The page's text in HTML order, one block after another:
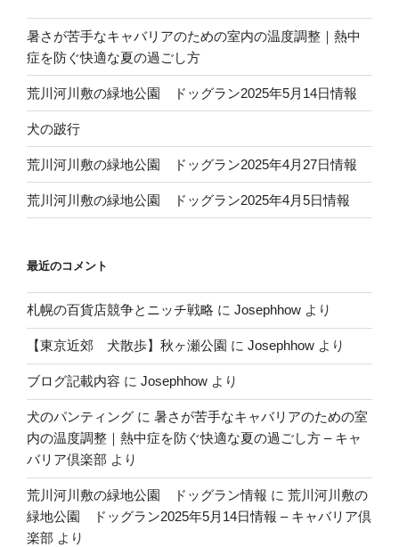
暑さが苦手なキャバリアのための室内の温度調整｜熱中
症を防ぐ快適な夏の過ごし方
荒川河川敷の緑地公園 ドッグラン2025年5月14日情報
犬の跛行
荒川河川敷の緑地公園 ドッグラン2025年4月27日情報
荒川河川敷の緑地公園 ドッグラン2025年4月5日情報
最近のコメント
札幌の百貨店競争とニッチ戦略 に Josephhow より
【東京近郊 犬散歩】秋ヶ瀬公園 に Josephhow より
ブログ記載内容 に Josephhow より
犬のパンティング に 暑さが苦手なキャバリアのための室
内の温度調整｜熱中症を防ぐ快適な夏の過ごし方 – キャ
バリア倶楽部 より
荒川河川敷の緑地公園 ドッグラン情報 に 荒川河川敷の
緑地公園 ドッグラン2025年5月14日情報 – キャバリア倶
楽部 より